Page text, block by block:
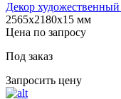
Декор
2565х2180х15 мм
Цена по запросу
Под заказ
Запросить цену